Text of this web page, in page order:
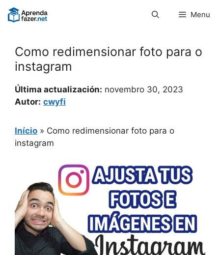
Pular
para
Menu
Como redimensionar foto para o
instagram
Última actualización: novembro 30, 2023
Autor: cwyfi
Início » Como redimensionar foto para o
instagram